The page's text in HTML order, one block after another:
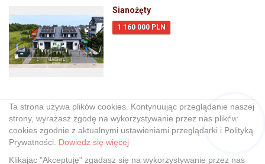
Sianożęty
1 160 000 PLN
Ta strona używa plików cookies. Kontynuując przeglądanie naszej
strony, wyrażasz zgodę na wykorzystywanie przez nas plików
cookies zgodnie z aktualnymi ustawieniami przeglądarki i Polityką
Prywatności. Dowiedz się więcej
Klikając "Akceptuję" zgadasz się na wykorzystywanie przez nas
Hej! Chętnie Ci pomogę